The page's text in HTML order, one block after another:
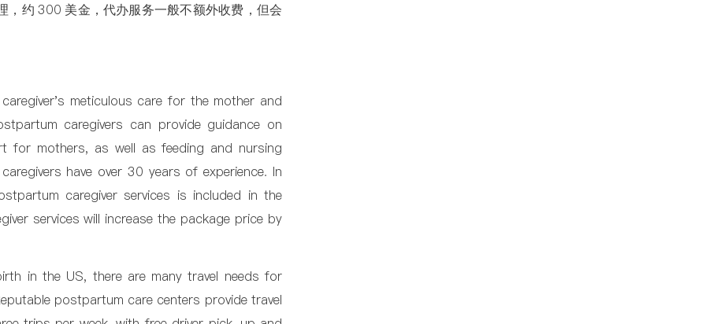
约 300 美金，代办服务一般不额外收费，但会
meticulous care for the mother and
caregivers can provide guidance on
for mothers, as well as feeding and nursing
have over 30 years of experience. In
caregiver services is included in the
services will increase the package price by
in the US, there are many travel needs for
postpartum care centers provide travel